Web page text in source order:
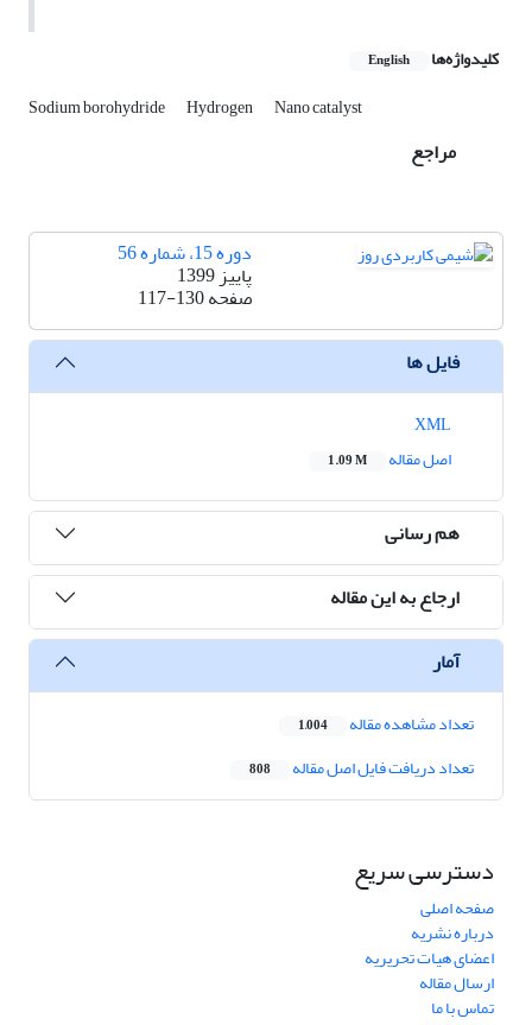
کلیدواژه‌ها English
Sodium borohydride Hydrogen Nano catalyst
مراجع
دوره 15، شماره 56
پاییز 1399
صفحه117-130
فایل ها
اصل مقاله
1.09 M
هم رسانی
ارجاع به این مقاله
آمار
تعداد مشاهده مقاله 1,004
تعداد دریافت فایل اصل مقاله 808
دسترسی سریع
صفحه اصلی
درباره نشریه
اعضای هیات تحریریه
ارسال مقاله
تماس با ما